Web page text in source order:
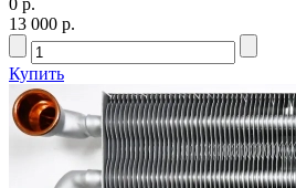
0 р.
13 000 р.
Купить